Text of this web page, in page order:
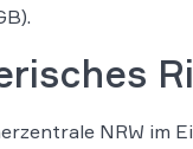
NRW im